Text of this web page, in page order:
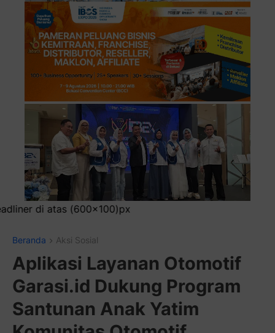
Beranda Aksi Sosial
Aplikasi Layanan Otomotif
Garasi.id Dukung Program
Santunan Anak Yatim